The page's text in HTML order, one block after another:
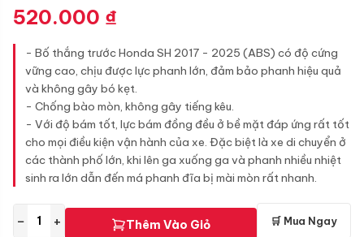
520.000 ₫
- Bố thắng trước Honda SH 2017 - 2025 (ABS) có độ cứng
vững cao, chịu được lực phanh lớn, đảm bảo phanh hiệu quả
và không gây bó kẹt.
- Chống bào mòn, không gây tiếng kêu.
- Với độ bám tốt, lực bám đồng đều ở bề mặt đáp ứng rất tốt
cho mọi điều kiện vận hành của xe. Đặc biệt là xe di chuyển ở
các thành phố lớn, khi lên ga xuống ga và phanh nhiều nhiệt
sinh ra lớn dẫn đến má phanh đĩa bị mài mòn rất nhanh.
− + Thêm Vào Giỏ 🛒 Mua Ngay